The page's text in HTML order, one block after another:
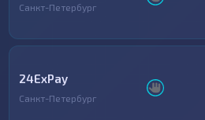
Санкт-Петербург
24ExPay
Санкт-Петербург